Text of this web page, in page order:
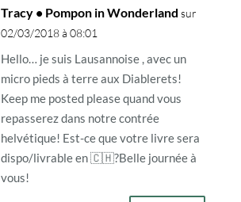
Tracy • Pompon in Wonderland sur
02/03/2018 à 08:01
Hello… je suis Lausannoise , avec un
micro pieds à terre aux Diablerets!
Keep me posted please quand vous
repasserez dans notre contrée
helvétique! Est-ce que votre livre sera
dispo/livrable en 🇨🇭?Belle journée à
vous!